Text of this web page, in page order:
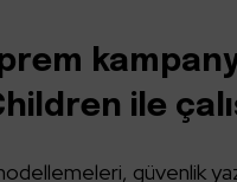
ile
güvenlik